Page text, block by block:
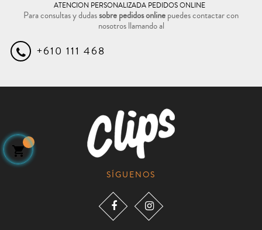
ATENCION PERSONALIZADA PEDIDOS ONLINE
Para consultas y dudassobre pedidos onlinepuedes contactar con
nosotros llamando al
+610 111 468
SÍGUENOS
